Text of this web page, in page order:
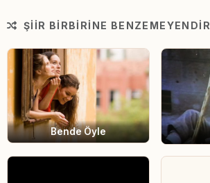
ŞIIR BIRBIRINE BENZEMEYENDIR
Bende Öyle